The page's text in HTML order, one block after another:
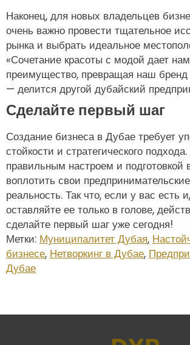
Наконец, для новых владельцев
очень важно провести тщательное
рынка и выбрать идеальное
«Сочетание красоты с модой дает
преимущество, превращая наш бренд
— делится другой дубайский
Сделайте первый шаг
Создание бизнеса в Дубае требует
стойкости и стратегического
правильным настроем и подготовкой
воплотить свои
реальность. Так что, если у вас есть
оставляйте ее только в голове,
сделайте первый шаг уже сегодня!
Метки: Муниципалитет Дубая,
бизнесе, Нетворкинг в Дубае,
Дубае